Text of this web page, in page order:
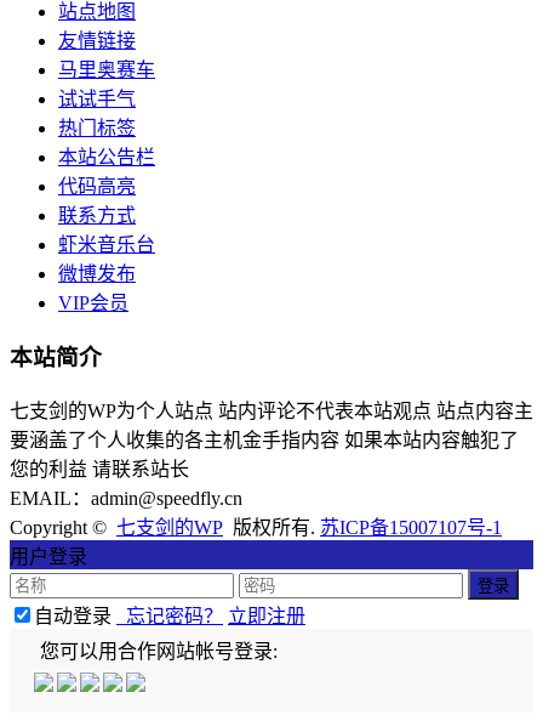
站点地图
友情链接
马里奥赛车
试试手气
热门标签
本站公告栏
代码高亮
联系方式
虾米音乐台
微博发布
VIP会员
本站简介
七支剑的WP为个人站点 站内评论不代表本站观点 站点内容主
要涵盖了个人收集的各主机金手指内容 如果本站内容触犯了
您的利益 请联系站长
EMAIL：admin@speedfly.cn
Copyright © 七支剑的WP 版权所有. 苏ICP备15007107号-1
用户登录
自动登录 忘记密码？
立即注册
您可以用合作网站帐号登录: